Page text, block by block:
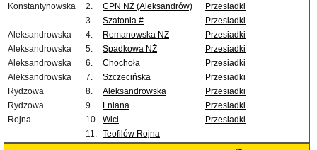
Konstantynowska
2. CPN NŻ (Aleksandrów)
Przesiadki
3.
Szatonia #
Przesiadki
Aleksandrowska
4. Romanowska NŻ
Przesiadki
Aleksandrowska
5. Spadkowa NŻ
Przesiadki
Aleksandrowska
6. Chochoła
Przesiadki
Aleksandrowska
7. Szczecińska
Przesiadki
Rydzowa
8. Aleksandrowska
Przesiadki
Rydzowa
9. Lniana
Przesiadki
Rojna
10. Wici
Przesiadki
11. Teofilów Rojna